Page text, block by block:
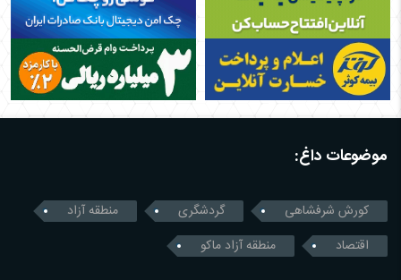
موضوعات داغ:
کورش شرفشاهی گردشگری
منطقه آزاد
اقتصاد
منطقه آزاد ماکو